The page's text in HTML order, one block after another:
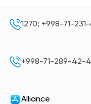
1270; +998-71-
+998-71-289-42-
Alliance